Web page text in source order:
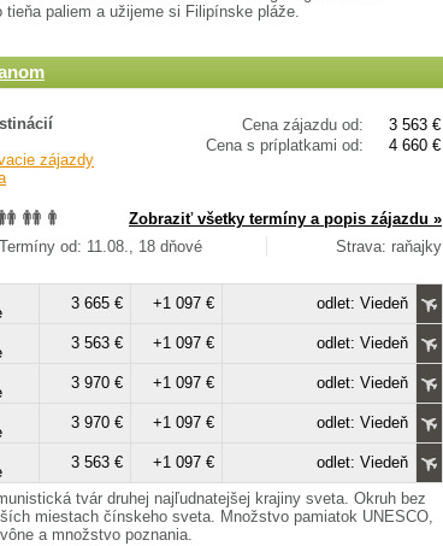
tieňa paliem a užijeme si Filipínske pláže.
Cena zájazdu od:
3 563 €
Cena s príplatkami od:
4 660 €
zájazdy
Zobraziť všetky termíny a popis zájazdu »
Termíny od: 11.08., 18 dňové
Strava: raňajky
3 665 € +1 097 € odlet: Viedeň
3 563 € +1 097 € odlet: Viedeň
3 970 € +1 097 € odlet: Viedeň
3 970 € +1 097 € odlet: Viedeň
3 563 € +1 097 €
odlet: Viedeň
tvár druhej najľudnatejšej krajiny sveta. Okruh bez
miestach čínskeho sveta. Množstvo pamiatok UNESCO,
a množstvo poznania.